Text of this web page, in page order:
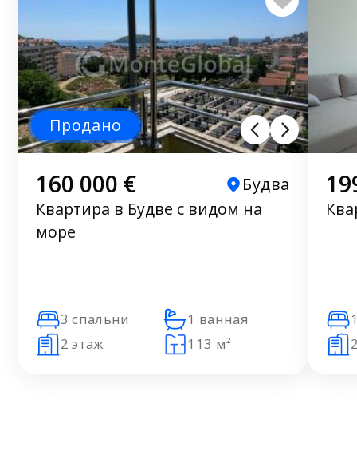
Продано
160 000 €
Будва
Квартира в Будве с видом на
море
3 спальни
1 ванная
2 этаж
113 м²